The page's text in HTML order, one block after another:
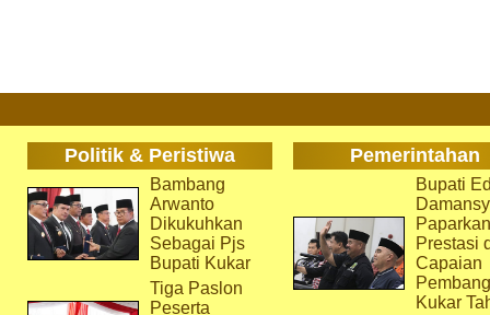
Politik & Peristiwa Pemerintahan
Bambang
Arwanto
Dikukuhkan
Sebagai Pjs
Bupati Kukar
Tiga Paslon
Peserta
Bupati
Paparkan
Prestasi
Capaian
Kukar